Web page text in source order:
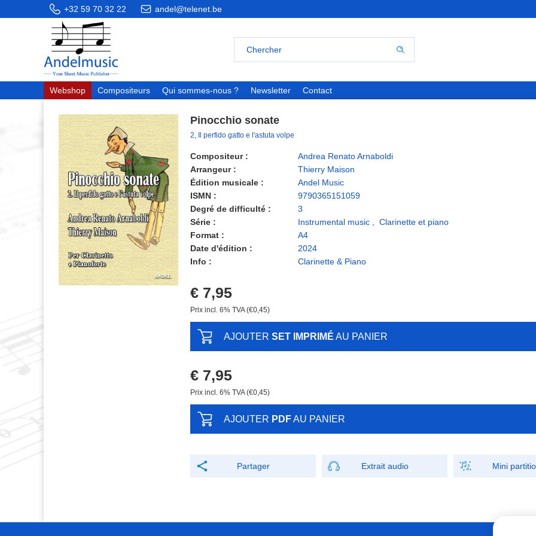
+32 59 70 32 22 andel@telenet.be
Webshop Compositeurs Qui sommes-nous ? Newsletter Contact
Pinocchio sonate
2, Il perfido gatto e l'astuta volpe
Compositeur :
Andrea Renato Arnaboldi
Arrangeur :
Thierry Maison
Édition musicale :
Andel Music
ISMN :
9790365151059
Degré de difficulté :
3
Série :
Instrumental music
Clarinette et piano
Format :
A4
Date d'édition :
2024
Info :
Clarinette & Piano
€ 7,95
Prix ​​incl. 6% TVA (€0,45)
AJOUTER SET IMPRIMÉ AU PANIER
€ 7,95
Prix ​​incl. 6% TVA (€0,45)
AJOUTER PDFAU PANIER
Partager Extrait audio Mini